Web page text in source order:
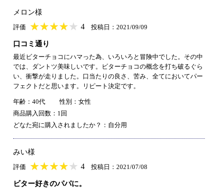
メロン様
評価 ★★★★★
★★★★★ 4 投稿日：2021/09/09
口コミ通り
最近ビターチョコにハマった為、いろいろと冒険中でした。その中
では、ダントツ美味しいです。ビターチョコの概念を打ち破るぐら
い、衝撃が走りました。口当たりの良さ、苦み、全てにおいてパー
フェクトだと思います。リピート決定です。
年齢：40代
性別：女性
商品購入回数：1回
どなた宛に購入されましたか？：自分用
みい様
評価 ★★★★★
★★★★★ 4 投稿日：2021/07/08
ビター好きのパパに。